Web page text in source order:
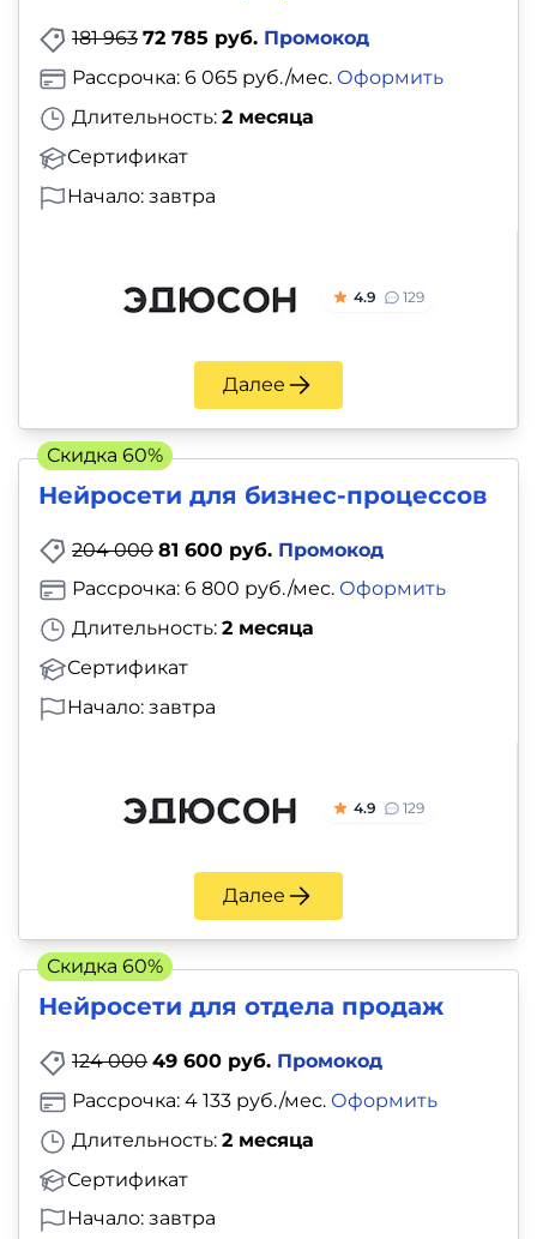
181 963 72 785 руб. Промокод
Длительность: 2 месяца
Сертификат
Рассрочка: 6 065 руб./мес. Оформить
Начало: завтра
4.9 129
Далее
Нейросети для бизнес-процессов
204 000 81 600 руб. Промокод
Длительность: 2 месяца
Сертификат
Рассрочка: 6 800 руб./мес. Оформить
Начало: завтра
4.9 129
Далее
Скидка 60%
Нейросети для отдела продаж
124 000 49 600 руб. Промокод
Длительность: 2 месяца
Сертификат
Рассрочка: 4 133 руб./мес. Оформить
Начало: завтра
Скидка 60%